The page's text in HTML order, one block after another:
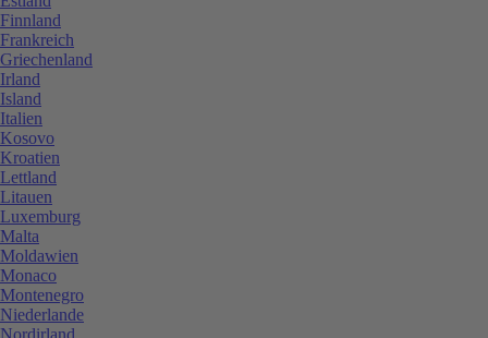
Finnland
Frankreich
Griechenland
Irland
Island
Italien
Kosovo
Kroatien
Lettland
Litauen
Luxemburg
Malta
Moldawien
Monaco
Montenegro
Niederlande
Nordirland